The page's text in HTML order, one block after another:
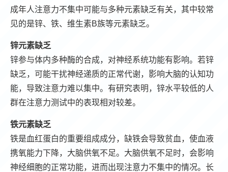
成年人注意力不集中可能与多种元素缺乏有关，其中较常
见的是锌、铁、维生素B族等元素缺乏。
锌元素缺乏
锌参与体内多种酶的合成，对神经系统功能有影响。若锌
缺乏，可能干扰神经递质的正常代谢，影响大脑的认知功
能，导致注意力难以集中。有研究表明，锌水平较低的人
群在注意力测试中的表现相对较差。
铁元素缺乏
铁是血红蛋白的重要组成成分，缺铁会导致贫血，使血液
携氧能力下降，大脑供氧不足。大脑供氧不足时，会影响
神经细胞的正常功能，进而出现注意力不集中的情况。长